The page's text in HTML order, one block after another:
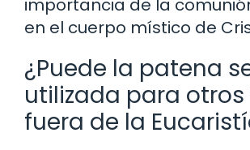
importancia de la
en el cuerpo místico de
¿Puede la patena
utilizada para otros
fuera de la